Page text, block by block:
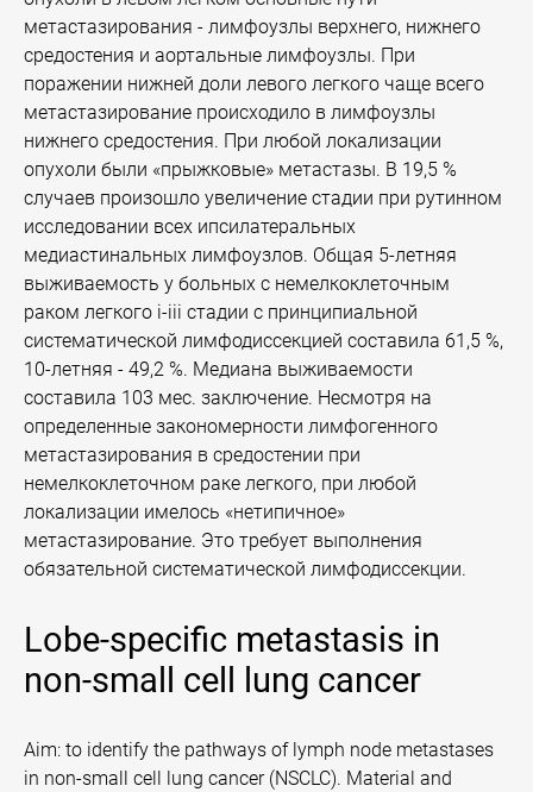
метастазирования - лимфоузлы верхнего, нижнего
средостения и аортальные лимфоузлы. При
поражении нижней доли левого легкого чаще всего
метастазирование происходило в лимфоузлы
нижнего средостения. При любой локализации
опухоли были «прыжковые» метастазы. В 19,5 %
случаев произошло увеличение стадии при рутинном
исследовании всех ипсилатеральных
медиастинальных лимфоузлов. Общая 5-летняя
выживаемость у больных с немелкоклеточным
раком легкого i-iii стадии с принципиальной
систематической лимфодиссекцией составила 61,5 %,
10-летняя - 49,2 %. Медиана выживаемости
составила 103 мес. заключение. Несмотря на
определенные закономерности лимфогенного
метастазирования в средостении при
немелкоклеточном раке легкого, при любой
локализации имелось «нетипичное»
метастазирование. Это требует выполнения
обязательной систематической лимфодиссекции.
Lobe-specific metastasis in
non-small cell lung cancer
Aim: to identify the pathways of lymph node metastases
in non-small cell lung cancer (NSCLC). Material and